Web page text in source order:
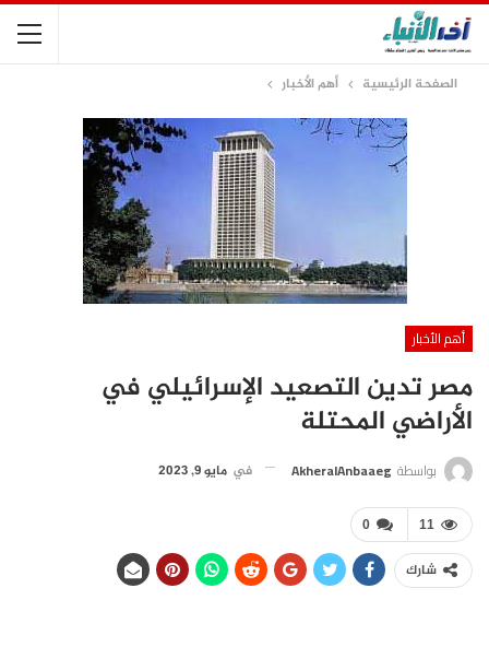
الصفحة الرئيسية أهم الأخبار
أهم الأخبار
مصر تدين التصعيد الإسرائيلي في
الأراضي المحتلة
بواسطة AkheralAnbaaeg في مايو 9, 2023
0 11
شارك